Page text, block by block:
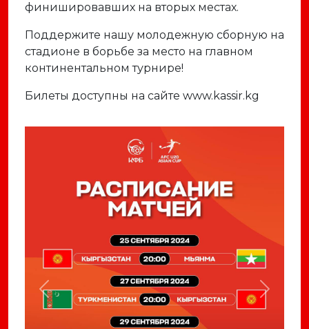
финишировавших на вторых местах.
Поддержите нашу молодежную сборную на
стадионе в борьбе за место на главном
континентальном турнире!
Билеты доступны на сайте www.kassir.kg
Previous Next